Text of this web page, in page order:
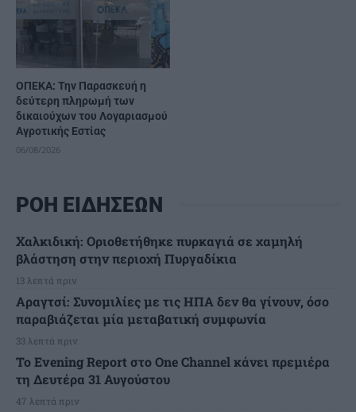
ΟΠΕΚΑ: Την Παρασκευή η
δεύτερη πληρωμή των
δικαιούχων του Λογαριασμού
Αγροτικής Εστίας
06/08/2026
ΡΟΗ ΕΙΔΗΣΕΩΝ
Χαλκιδική: Οριοθετήθηκε πυρκαγιά σε χαμηλή
βλάστηση στην περιοχή Πυργαδίκια
13 λεπτά πριν
Αραγτσί: Συνομιλίες με τις ΗΠΑ δεν θα γίνουν, όσο
παραβιάζεται μία μεταβατική συμφωνία
33 λεπτά πριν
Το Evening Report στο One Channel κάνει πρεμιέρα
τη Δευτέρα 31 Αυγούστου
47 λεπτά πριν